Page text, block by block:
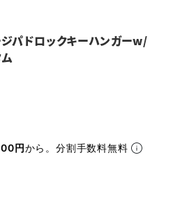
パドロックキーハンガーw/
円から。分割手数料無料